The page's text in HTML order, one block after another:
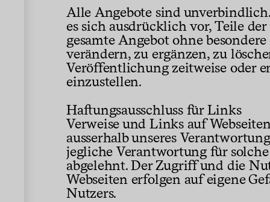
Alle Angebote sind
es sich ausdrücklich vor, Teile der
gesamte Angebot ohne
verändern, zu ergänzen, zu
Veröffentlichung zeitweise oder
einzustellen.
Haftungsausschluss für Links
Verweise und Links auf
ausserhalb unseres
jegliche Verantwortung für
abgelehnt. Der Zugriff und die
Webseiten erfolgen auf eigene
Nutzers.
Kaiserhaus Bern
Dachmarke Kaiserhaus Bern